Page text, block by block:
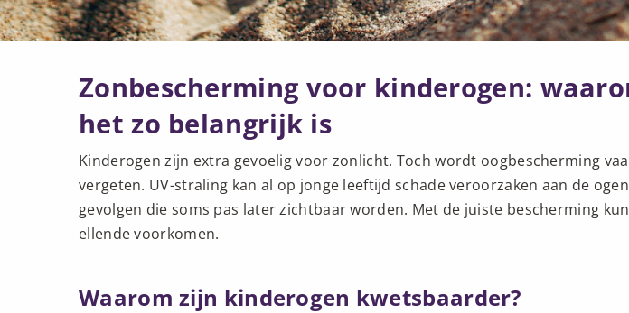
Zonbescherming voor kinderogen:
het zo belangrijk is
Kinderogen zijn extra gevoelig voor zonlicht. Toch wordt oogbescherming
vergeten. UV-straling kan al op jonge leeftijd schade veroorzaken aan de
gevolgen die soms pas later zichtbaar worden. Met de juiste bescherming
ellende voorkomen.
Waarom zijn kinderogen kwetsbaarder?